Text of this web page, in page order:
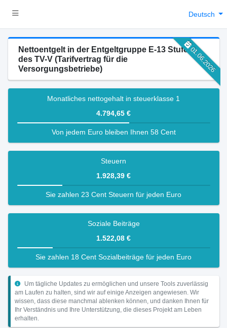
Deutsch
01.06.2026
Nettoentgelt in der Entgeltgruppe E-13 Stufe 6
des TV-V (Tarifvertrag für die
Versorgungsbetriebe)
Monatliches nettogehalt in steuerklasse 1
4.794,65 €
Von jedem Euro bleiben Ihnen 58 Cent
Steuern
1.928,39 €
Sie zahlen 23 Cent Steuern für jeden Euro
Soziale Beiträge
1.522,08 €
Sie zahlen 18 Cent Sozialbeiträge für jeden Euro
Um tägliche Updates zu ermöglichen und unsere Tools zuverlässig
am Laufen zu halten, sind wir auf einige Anzeigen angewiesen. Wir
wissen, dass diese manchmal ablenken können, und danken Ihnen für
Ihr Verständnis und Ihre Unterstützung, die dieses Projekt am Leben
erhalten.